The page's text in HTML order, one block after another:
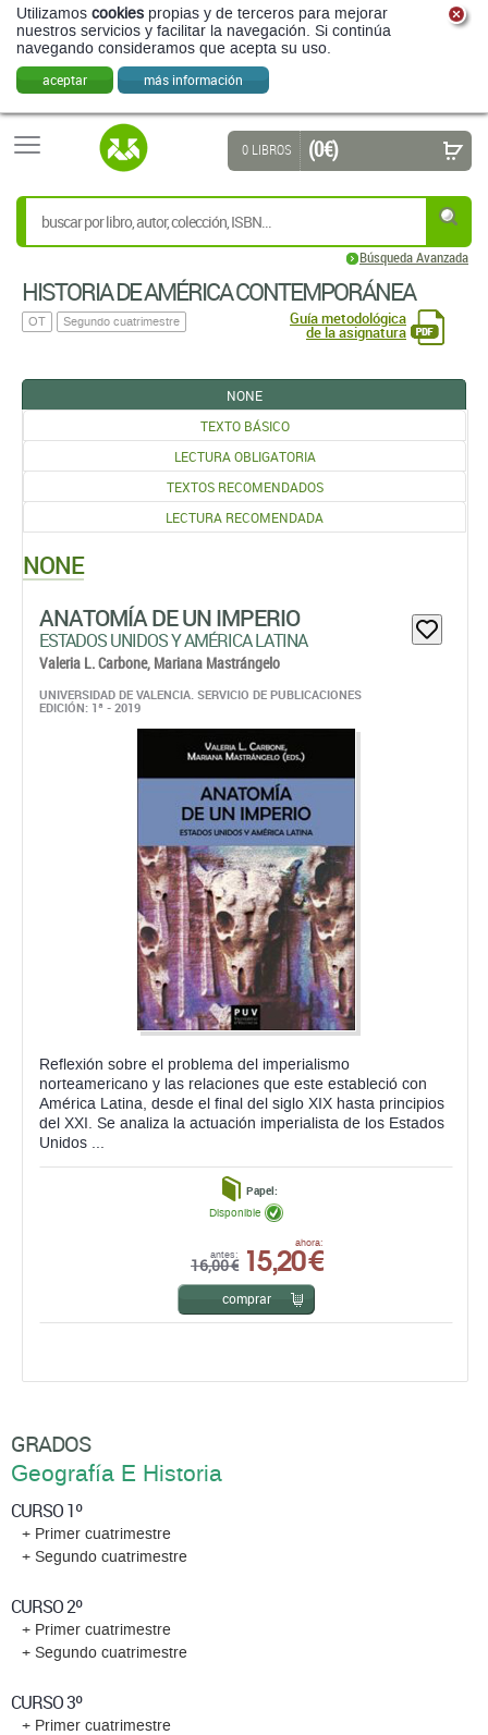
Utilizamos cookies propias y de terceros para mejorar
nuestros servicios y facilitar la navegación. Si continúa
navegando consideramos que acepta su uso.
aceptar más información
Búsqueda Avanzada
0 LIBROS (0 €)
HISTORIA DE AMÉRICA CONTEMPORÁNEA
OT Segundo cuatrimestre Guía metodológica
de la asignatura
NONE
TEXTO BÁSICO
LECTURA OBLIGATORIA
TEXTOS RECOMENDADOS
LECTURA RECOMENDADA
NONE
ANATOMÍA DE UN IMPERIO
ESTADOS UNIDOS Y AMÉRICA LATINA
Valeria L. Carbone, Mariana Mastrángelo
UNIVERSIDAD DE VALENCIA. SERVICIO DE PUBLICACIONES
EDICIÓN: 1ª - 2019
Reflexión sobre el problema del imperialismo
norteamericano y las relaciones que este estableció con
América Latina, desde el final del siglo XIX hasta principios
del XXI. Se analiza la actuación imperialista de los Estados
Unidos ...
Papel:
antes:
16,00 €
ahora:
15,20 €
Disponible
comprar
GRADOS
Geografía E Historia
CURSO 1º
+ Primer cuatrimestre
+ Segundo cuatrimestre
CURSO 2º
+ Primer cuatrimestre
+ Segundo cuatrimestre
CURSO 3º
+ Primer cuatrimestre